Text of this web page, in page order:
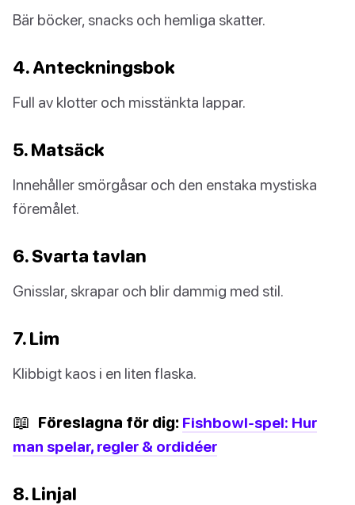
Bär böcker, snacks och hemliga skatter.
4. Anteckningsbok
Full av klotter och misstänkta lappar.
5. Matsäck
Innehåller smörgåsar och den enstaka mystiska
föremålet.
6. Svarta tavlan
Gnisslar, skrapar och blir dammig med stil.
7. Lim
Klibbigt kaos i en liten flaska.
📖 Föreslagna för dig: Fishbowl-spel: Hur
man spelar, regler & ordidéer
8. Linjal